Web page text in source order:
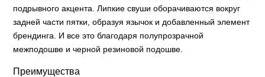
подрывного акцента. Липкие свуши оборачиваются вокруг
задней части пятки, образуя язычок и добавленный элемент
брендинга. И все это благодаря полупрозрачной
межподошве и черной резиновой подошве.
Преимущества